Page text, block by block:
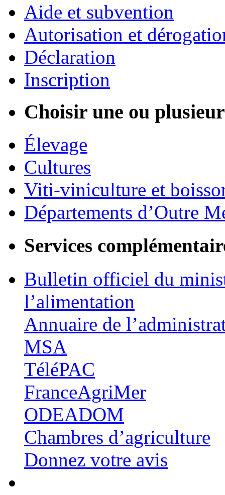
Aide et subvention
Autorisation et
Déclaration
Inscription
Choisir une ou
Élevage
Cultures
Viti-viniculture et
Départements d’Outre
Services
Bulletin officiel du
l’alimentation
Annuaire de
MSA
TéléPAC
FranceAgriMer
ODEADOM
Chambres d’agriculture
Donnez votre avis